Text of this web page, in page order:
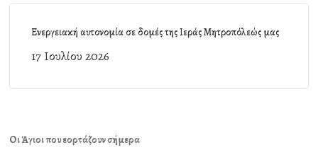
Ενεργειακή αυτονομία σε δομές της Ιεράς Μητροπόλεώς μας
17 Ιουλίου 2026
Οι Άγιοι που εορτάζουν σήμερα